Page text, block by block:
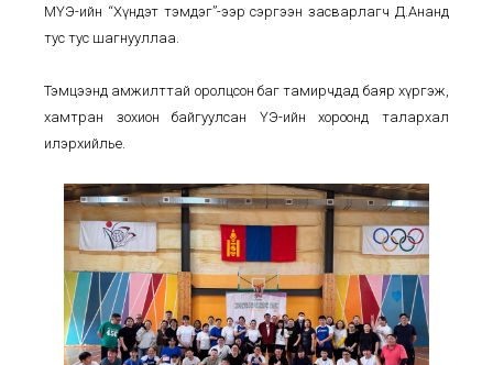
МҮЭ-ийн “Хүндэт тэмдэг”-ээр сэргээн засварлагч Д.Ананд
тус тус шагнууллаа.
Тэмцээнд амжилттай оролцсон баг тамирчдад баяр хүргэж,
хамтран зохион байгуулсан ҮЭ-ийн хороонд талархал
илэрхийлье.